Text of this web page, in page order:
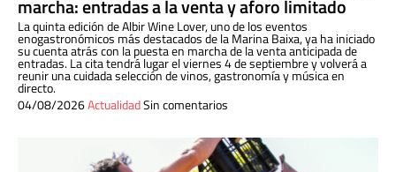
marcha: entradas a la venta y aforo limitado
La quinta edición de Albir Wine Lover, uno de los eventos
enogastronómicos más destacados de la Marina Baixa, ya ha iniciado
su cuenta atrás con la puesta en marcha de la venta anticipada de
entradas. La cita tendrá lugar el viernes 4 de septiembre y volverá a
reunir una cuidada selección de vinos, gastronomía y música en
directo.
04/08/2026ActualidadSin comentarios